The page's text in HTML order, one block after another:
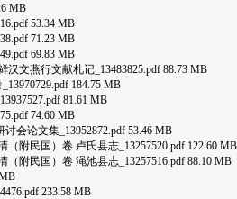
MB
53.34 MB
71.23 MB
69.83 MB
文燕行文献札记_13483825.pdf 88.73 MB
184.75 MB
81.61 MB
74.60 MB
会论文集_13952872.pdf 53.46 MB
附民国）卷 卢氏县志_13257520.pdf 122.60 MB
附民国）卷 渑池县志_13257516.pdf 88.10 MB
233.58 MB